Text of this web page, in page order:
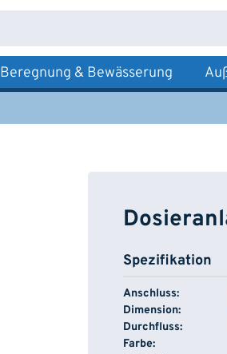
Beregnung & Bewässerung
Spezifikation
Anschluss:
Dimension:
Durchfluss:
Farbe: